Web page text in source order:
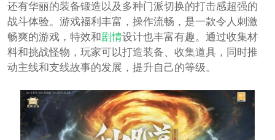
还有华丽的装备锻造以及多种门派切换的打击感超强的
战斗体验。游戏福利丰富，操作流畅，是一款令人刺激
畅爽的游戏，特效和剧情设计也丰富有趣。通过收集材
料和挑战怪物，玩家可以打造装备、收集道具，同时推
动主线和支线故事的发展，提升自己的等级。